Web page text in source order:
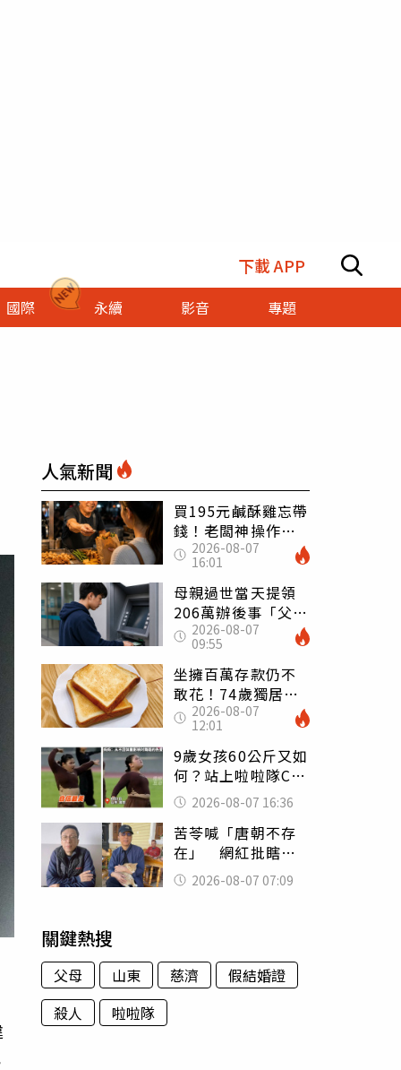
下載 APP
國際 永續 影音 專題
人氣新聞
買195元鹹酥雞忘帶
錢！老闆神操作
「倒找5元」 全網
看哭：這就是台灣
2026-08-07
16:01
母親過世當天提領
206萬辦後事「父子
遭判刑」 律師：
搶錢先下手是罪
2026-08-07
09:55
坐擁百萬存款仍不
敢花！74歲獨居翁
「1餐只吃1片吐
司」 半年後暴瘦
嚇壞女兒
2026-08-07
12:01
9歲女孩60公斤又如
何？站上啦啦隊C位
驚艷全場 千萬網
友被圈粉
2026-08-07 16:36
苦苓喊「唐朝不存
在」 網紅批瞎編
歷史：李白、杜甫
用鮮卑文寫詩？
2026-08-07 07:09
關鍵熱搜
父母 山東 慈濟
假結婚證
殺人
啦啦隊